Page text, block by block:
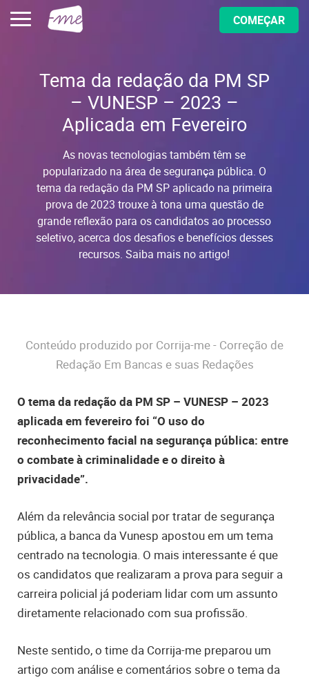
COMEÇAR
Tema da redação da PM SP
– VUNESP – 2023 –
Aplicada em Fevereiro
As novas tecnologias também têm se
popularizado na área de segurança pública. O
tema da redação da PM SP aplicado na primeira
prova de 2023 trouxe à tona uma questão de
grande reflexão para os candidatos ao processo
seletivo, acerca dos desafios e benefícios desses
recursos. Saiba mais no artigo!
Conteúdo produzido por Corrija-me - Correção de
Redação Em Bancas e suas Redações
O tema da redação da PM SP – VUNESP – 2023
aplicada em fevereiro foi “O uso do
reconhecimento facial na segurança pública: entre
o combate à criminalidade e o direito à
privacidade”.
Além da relevância social por tratar de segurança
pública, a banca da Vunesp apostou em um tema
centrado na tecnologia. O mais interessante é que
os candidatos que realizaram a prova para seguir a
carreira policial já poderiam lidar com um assunto
diretamente relacionado com sua profissão.
Neste sentido, o time da Corrija-me preparou um
artigo com análise e comentários sobre o tema da